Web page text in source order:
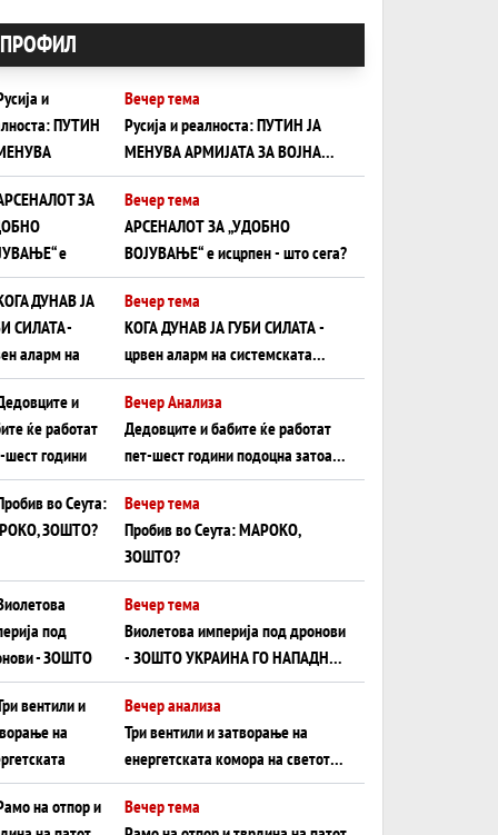
ПРОФИЛ
Вечер тема
Русија и реалноста: ПУТИН ЈА
МЕНУВА АРМИЈАТА ЗА ВОЈНА
ШТО ОСТАНУВА БЕЗ ФРОНТ
Вечер тема
АРСЕНАЛОТ ЗА „УДОБНО
ВОЈУВАЊЕ“ е исцрпен - што сега?
Вечер тема
КОГА ДУНАВ ЈА ГУБИ СИЛАТА -
црвен аларм на системската
плоча од јужна Германија до
Црното Море...
Вечер Анализа
Дедовците и бабите ќе работат
пет-шест години подоцна затоа
што НЕМААТ ВНУЦИ ДА ГИ
ЗАМЕНАТ
Вечер тема
Пробив во Сеута: МАРОКО,
ЗОШТО?
Вечер тема
Виолетова империја под дронови
- ЗОШТО УКРАИНА ГО НАПАДНА
РУСКИОТ WILDBERRIES
Вечер анализа
Три вентили и затворање на
енергетската комора на светот:
Нападот во Суец најавува
глобален енергетски инфаркт?
Вечер тема